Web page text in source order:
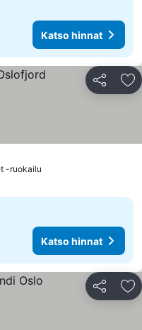
Katso hinnat
Jaa
-ruokailu
Katso hinnat
Jaa